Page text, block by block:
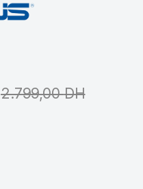
2.799,00DH